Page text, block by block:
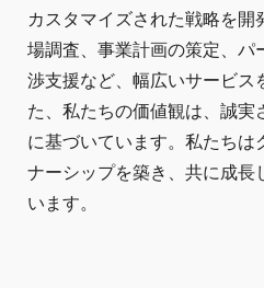
カスタマイズされた戦略を開
場調査、事業計画の策定、パ
渉支援など、幅広いサービス
た、私たちの価値観は、誠実
に基づいています。私たちは
ナーシップを築き、共に成長
います。